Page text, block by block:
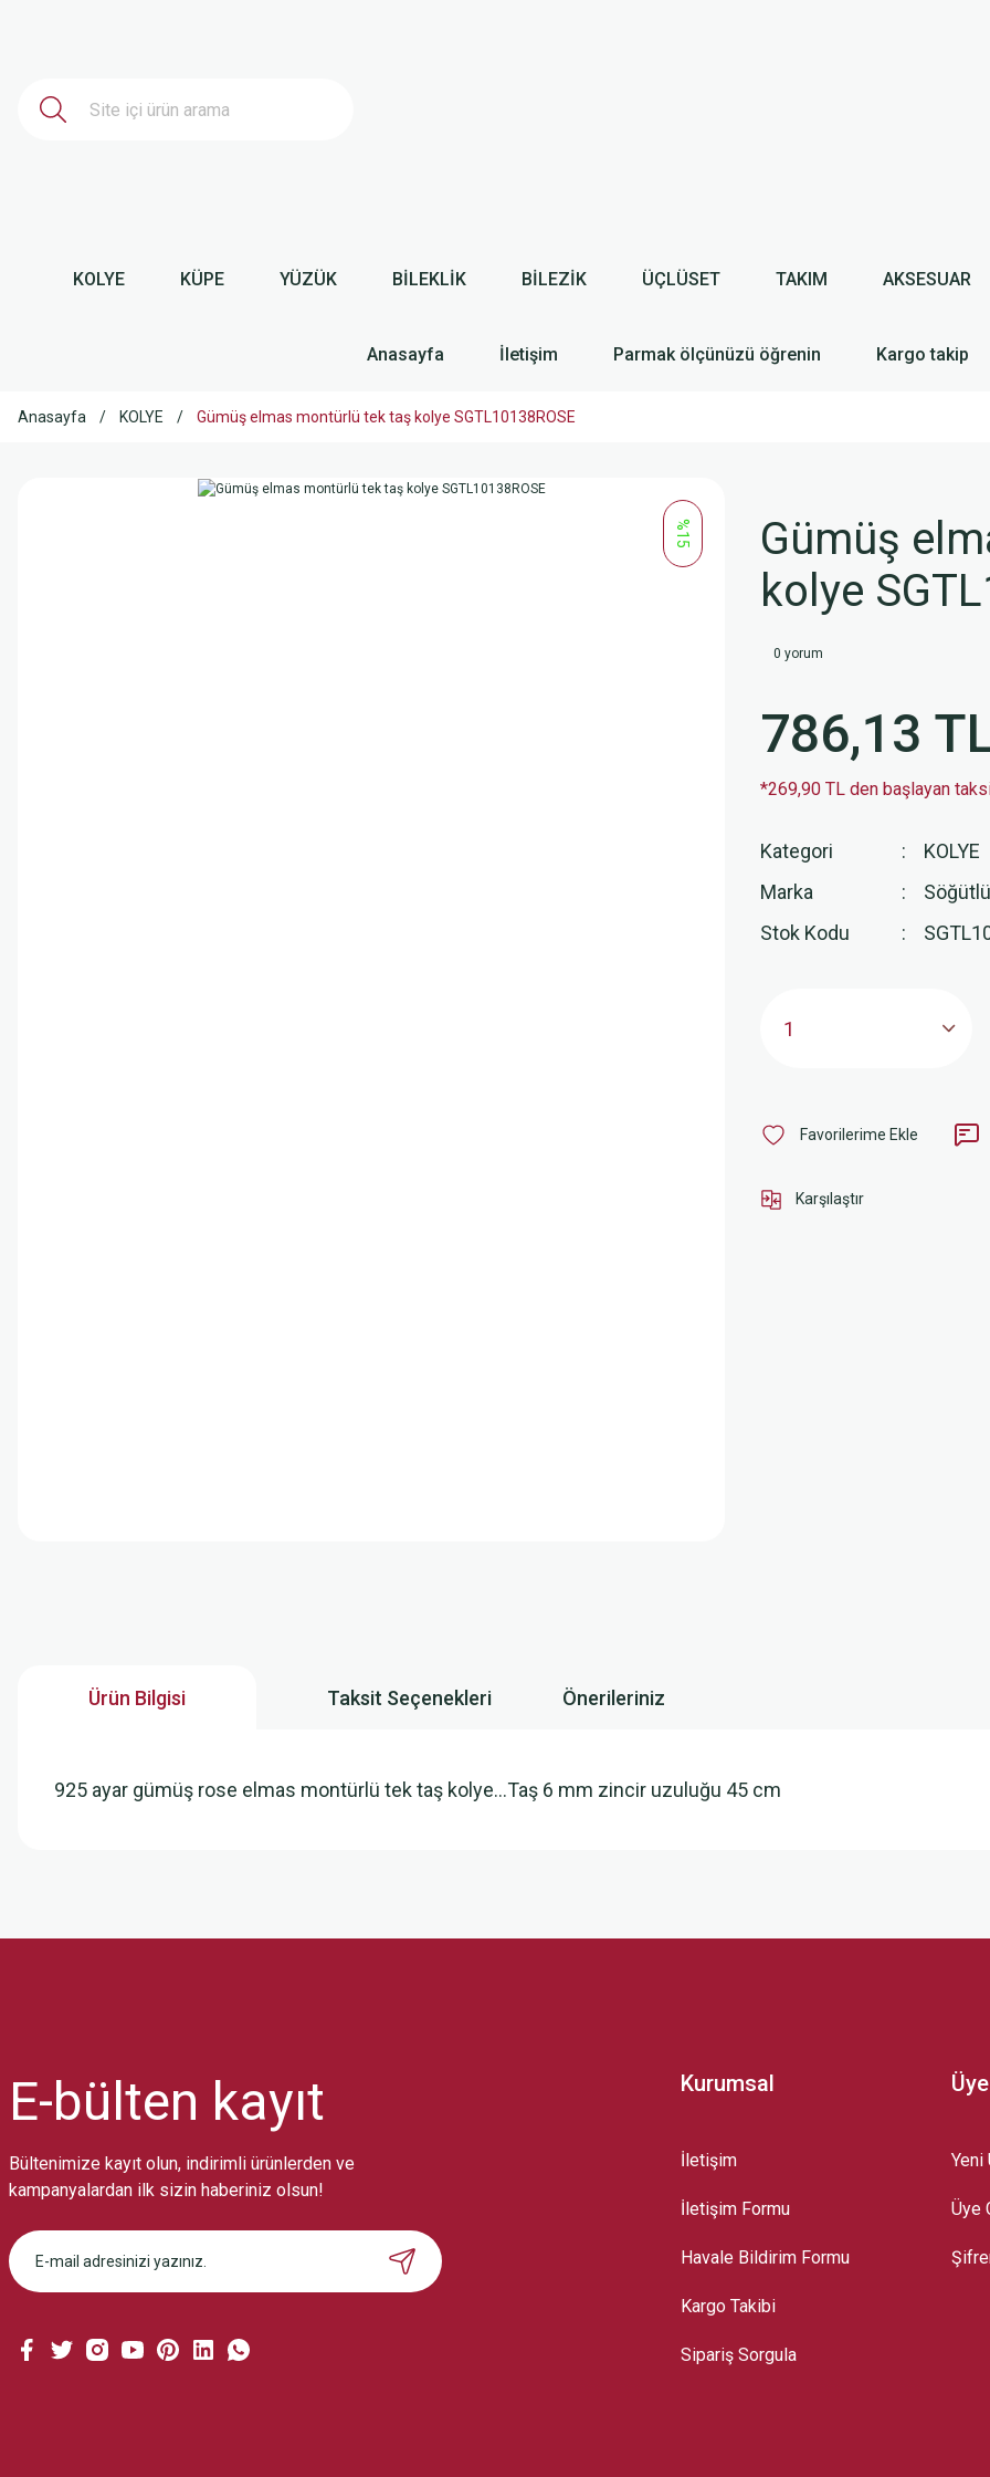
KOLYE KÜPE YÜZÜK BİLEKLİK BİLEZİK ÜÇLÜSET TAKIM AKSESUAR
Anasayfa İletişim Parmak ölçünüzü öğrenin Kargo takip
Anasayfa KOLYE Gümüş elmas montürlü tek taş kolye SGTL10138ROSE
%15
Gümüş
kolye
0 yorum
786,13
*269,90 TL den başlayan
Kategori
KOLYE
Marka
Stok Kodu
Karşılaştır
Ürün Bilgisi Taksit Seçenekleri Önerileriniz
925 ayar gümüş rose elmas montürlü tek taş kolye…Taş 6 mm zincir uzuluğu 45 cm
Bu ürüne benzer farklı alternatifler olmalı.
Gönder
E-bülten kayıt
Bültenimize kayıt olun, indirimli ürünlerden ve
kampanyalardan ilk sizin haberiniz olsun!
Kurumsal
İletişim
İletişim Formu
Havale Bildirim Formu
Kargo Takibi
Sipariş Sorgula
Yeni
Üye